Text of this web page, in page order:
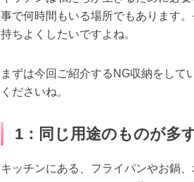
事で何時間もいる場所でもあります
持ちよくしたいですよね。
まずは今回ご紹介するNG収納をして
くださいね。
1：同じ用途のものが多
キッチンにある、フライパンやお鍋